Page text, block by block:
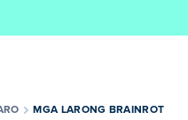
MGA LARONG BRAINROT